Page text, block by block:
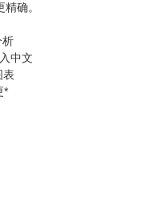
精确。
析
中文
表
*